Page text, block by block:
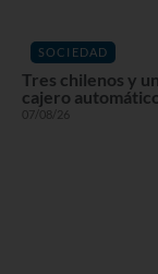
SOCIEDAD
Tres chilenos y
cajero
07/08/26